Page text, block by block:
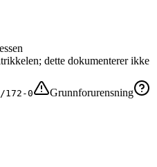
dette dokumenterer ikke
172-0
Grunnforurensning